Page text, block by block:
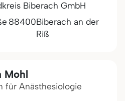
Biberach GmbH
88400Biberach an der
Riß
Mohl
für Anästhesiologie